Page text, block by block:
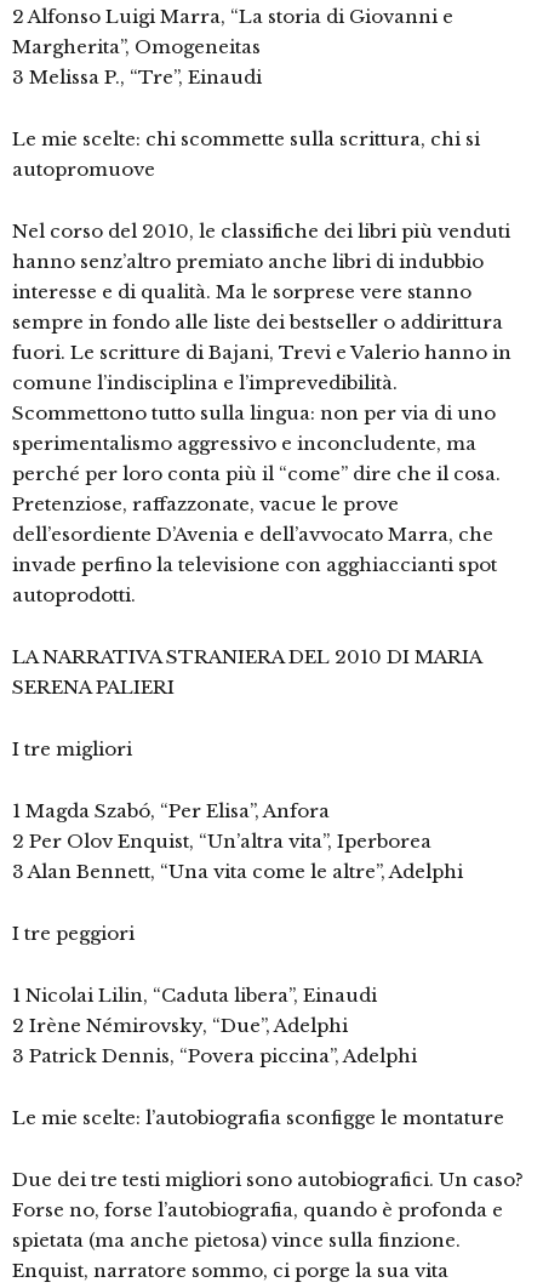
2 Alfonso Luigi Marra, “La storia di Giovanni e
Margherita”, Omogeneitas
3 Melissa P., “Tre”, Einaudi
Le mie scelte: chi scommette sulla scrittura, chi si
autopromuove
Nel corso del 2010, le classifiche dei libri più venduti
hanno senz’altro premiato anche libri di indubbio
interesse e di qualità. Ma le sorprese vere stanno
sempre in fondo alle liste dei bestseller o addirittura
fuori. Le scritture di Bajani, Trevi e Valerio hanno in
comune l’indisciplina e l’imprevedibilità.
Scommettono tutto sulla lingua: non per via di uno
sperimentalismo aggressivo e inconcludente, ma
perché per loro conta più il “come” dire che il cosa.
Pretenziose, raffazzonate, vacue le prove
dell’esordiente D’Avenia e dell’avvocato Marra, che
invade perfino la televisione con agghiaccianti spot
autoprodotti.
LA NARRATIVA STRANIERA DEL 2010 DI MARIA
SERENA PALIERI
I tre migliori
1 Magda Szabó, “Per Elisa”, Anfora
2 Per Olov Enquist, “Un’altra vita”, Iperborea
3 Alan Bennett, “Una vita come le altre”, Adelphi
I tre peggiori
1 Nicolai Lilin, “Caduta libera”, Einaudi
2 Irène Némirovsky, “Due”, Adelphi
3 Patrick Dennis, “Povera piccina”, Adelphi
Le mie scelte: l’autobiografia sconfigge le montature
Due dei tre testi migliori sono autobiografici. Un caso?
Forse no, forse l’autobiografia, quando è profonda e
spietata (ma anche pietosa) vince sulla finzione.
Enquist, narratore sommo, ci porge la sua vita